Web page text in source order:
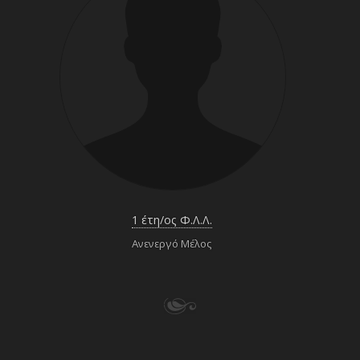
1 έτη/ος Φ.Λ.Λ.
Ανενεργό Μέλος